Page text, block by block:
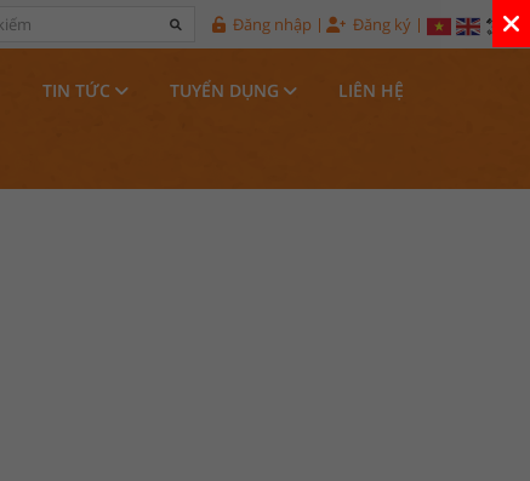
Đăng nhập Đăng ký
TIN TỨC TUYỂN DỤNG LIÊN HỆ